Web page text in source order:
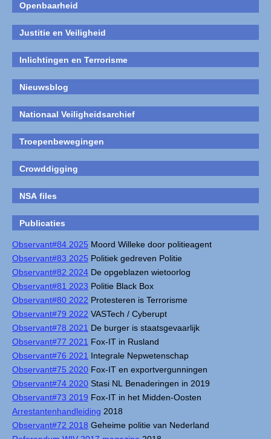
Openbaarheid
Justitie en Veiligheid
Inlichtingen en Terrorisme
Nieuwsblog
Nationaal Veiligheidsarchief
Troepenbewegingen
Crowddigging
NSA files
Publicaties
Observant#84 2025 Moord Willeke door politieagent
Observant#83 2025 Politiek gedreven Politie
Observant#82 2024 De opgeblazen wietoorlog
Observant#81 2023 Politie Black Box
Observant#80 2022 Protesteren is Terrorisme
Observant#79 2022 VASTech / Cyberupt
Observant#78 2021 De burger is staatsgevaarlijk
Observant#77 2021 Fox-IT in Rusland
Observant#76 2021 Integrale Nepwetenschap
Observant#75 2020 Fox-IT en exportvergunningen
Observant#74 2020 Stasi NL Benaderingen in 2019
Observant#73 2019 Fox-IT in het Midden-Oosten
Arrestantenhandleiding 2018
Observant#72 2018 Geheime politie van Nederland